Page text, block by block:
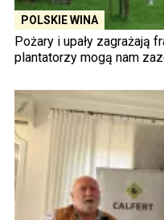
POLSKIE WINA
Pożary i upały zagrażają
plantatorzy mogą nam